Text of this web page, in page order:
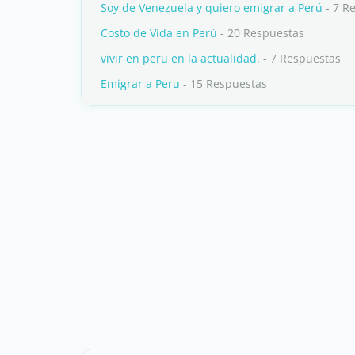
Soy de Venezuela y quiero emigrar a Perú - 7
Costo de Vida en Perú - 20 Respuestas
vivir en peru en la actualidad. - 7 Respuestas
Emigrar a Peru - 15 Respuestas